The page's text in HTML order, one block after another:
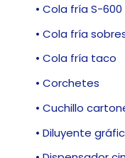
• Cola fría S-600
• Cola fría
• Cola fría taco
• Corchetes
• Cuchillo
• Diluyente